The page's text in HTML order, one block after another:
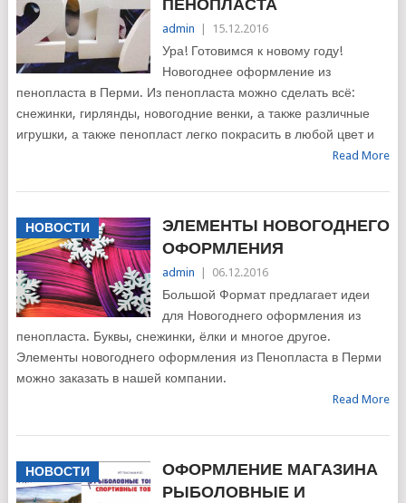
ПЕНОПЛАСТА
admin 15.12.2016
Ура! Готовимся к новому году!
Новогоднее оформление из
пенопласта в Перми. Из пенопласта можно сделать всё:
снежинки, гирлянды, новогодние венки, а также различные
игрушки, а также пенопласт легко покрасить в любой цвет и
Read More
НОВОСТИ
ЭЛЕМЕНТЫ НОВОГОДНЕГО
ОФОРМЛЕНИЯ
admin 06.12.2016
Большой Формат предлагает идеи
для Новогоднего оформления из
пенопласта. Буквы, снежинки, ёлки и многое другое.
Элементы новогоднего оформления из Пенопласта в Перми
можно заказать в нашей компании.
Read More
НОВОСТИ
ОФОРМЛЕНИЕ МАГАЗИНА
РЫБОЛОВНЫЕ И